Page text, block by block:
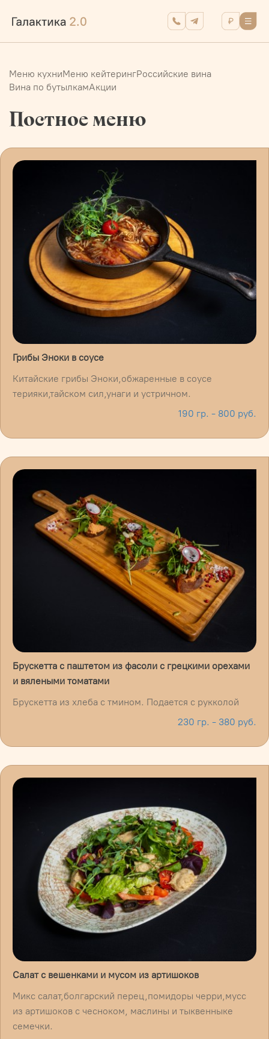
Меню кухниМеню кейтерингРоссийские вина
Вина по бутылкамАкции
Постное меню
Грибы Эноки в соусе
Китайские грибы Эноки,обжаренные в соусе
терияки,тайском сил,унаги и устричном.
190 гр. - 800 руб.
Брускетта с паштетом из фасоли с грецкими орехами
и вялеными томатами
Брускетта из хлеба с тмином. Подается с рукколой
230 гр. - 380 руб.
Салат с вешенками и мусом из артишоков
Микс салат,болгарский перец,помидоры черри,мусс
из артишоков с чесноком, маслины и тыквенныке
семечки.